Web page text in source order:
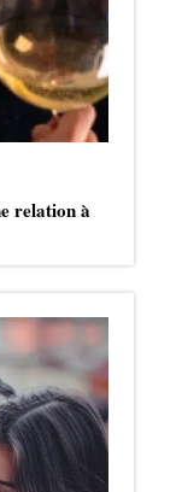
relation à